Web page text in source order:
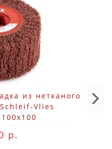
из нетканого
Vlies
р.